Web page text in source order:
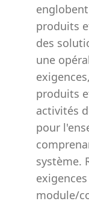
produits
des
une
produits
activités
pour
système.
module/